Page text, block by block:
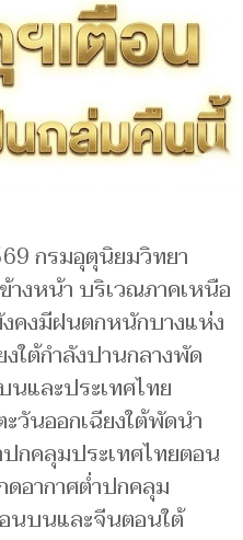
กรมอุตุนิยมวิทยา
างหน้า บริเวณภาคเหนือ
งคงมีฝนตกหนักบางแห่ง
ใต้กำลังปานกลางพัด
และประเทศไทย
วันออกเฉียงใต้พัดนำ
กคลุมประเทศไทยตอน
อากาศต่ำปกคลุม
นบนและจีนตอนใต้